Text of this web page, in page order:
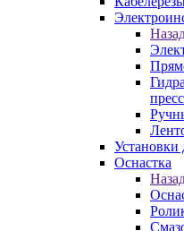
Установки
Оснастка